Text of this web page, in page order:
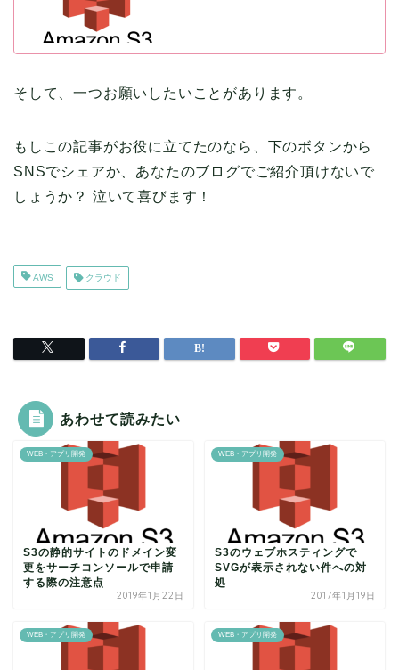
そして、一つお願いしたいことがあります。
もしこの記事がお役に立てたのなら、下のボタンから
SNSでシェアか、あなたのブログでご紹介頂けないで
しょうか？ 泣いて喜びます！
AWS クラウド
あわせて読みたい
WEB・アプリ開発
S3の静的サイトのドメイン変
更をサーチコンソールで申請
する際の注意点
2019年1月22日
WEB・アプリ開発
S3のウェブホスティングで
SVGが表示されない件への対
処
2017年1月19日
WEB・アプリ開発 WEB・アプリ開発